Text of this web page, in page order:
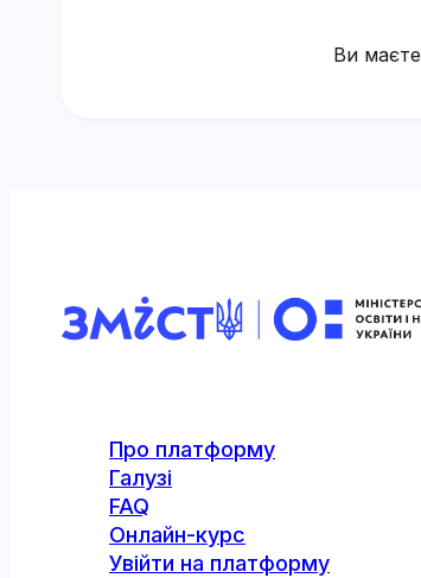
Ви маєте
Про платформу
Галузі
FAQ
Онлайн-курс
Увійти на платформу